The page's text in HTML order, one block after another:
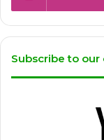
Subscribe to our